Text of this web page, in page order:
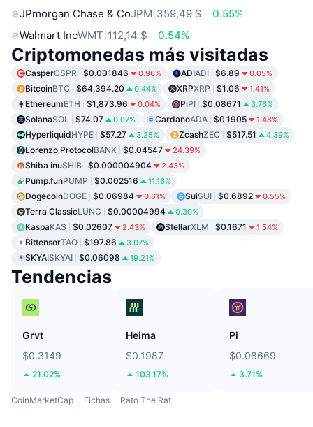
JPmorgan Chase & CoJPM 359,49 $
0.55%
Walmart IncWMT 112,14 $ 0.54%
Criptomonedas más visitadas
CasperCSPR $0.001846 0.96% ADIADI $6.89 0.05%
BitcoinBTC $64,394.20 0.44% XRPXRP $1.06 1.41%
EthereumETH $1,873.96 0.04% PiPI $0.08671 3.76%
SolanaSOL $74.07 0.07% CardanoADA $0.1905 1.48%
HyperliquidHYPE $57.27 3.25% ZcashZEC $517.51 4.39%
Lorenzo ProtocolBANK $0.04547 24.39%
Shiba inuSHIB $0.000004904 2.43%
Pump.funPUMP $0.002516 11.16%
DogecoinDOGE $0.06984 0.61% SuiSUI $0.6892 0.55%
Terra ClassicLUNC $0.00004994 0.30%
KaspaKAS $0.02607 2.43% StellarXLM $0.1671 1.54%
BittensorTAO $197.86 3.07%
SKYAISKYAI $0.06098 19.21%
Tendencias
Grvt
$0.3149
21.02%
Heima
$0.1987
103.17%
Pi
$0.08669
3.71%
CoinMarketCap Fichas Rato The Rat